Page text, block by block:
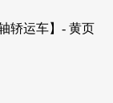
轿运车】- 黄页